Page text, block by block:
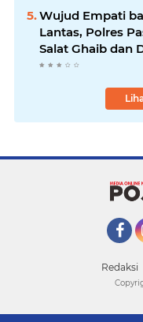
Wujud Empati
Lantas, Polres
Salat Ghaib dan
Redaksi